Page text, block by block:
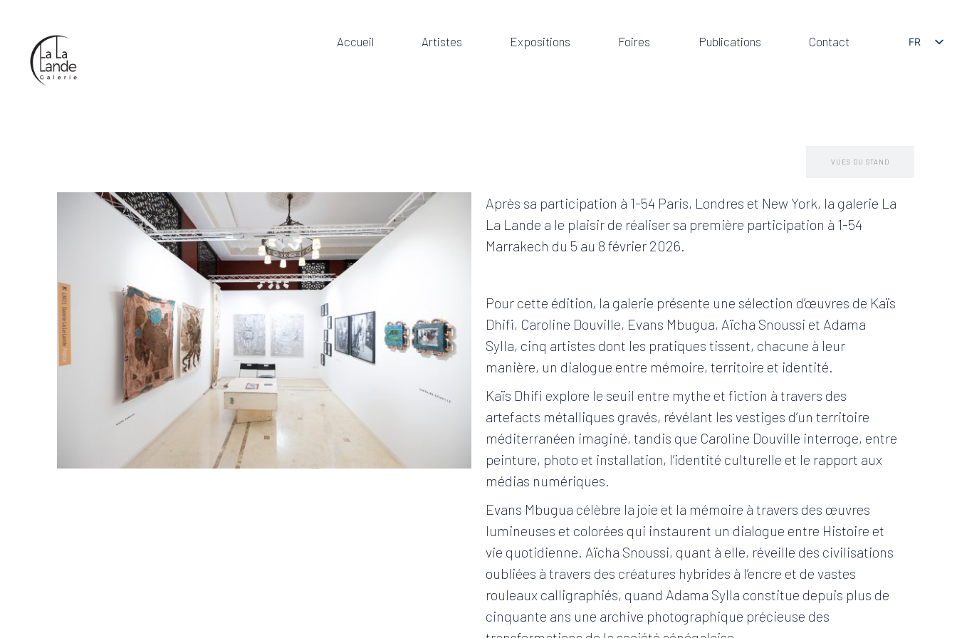
Accueil Artistes Expositions Foires Publications Contact
FR
VUES DU STAND
Après sa participation à 1-54 Paris, Londres et New York, la galerie La
La Lande a le plaisir de réaliser sa première participation à 1-54
Marrakech du 5 au 8 février 2026.
Pour cette édition, la galerie présente une sélection d’œuvres de Kaïs
Dhifi, Caroline Douville, Evans Mbugua, Aïcha Snoussi et Adama
Sylla, cinq artistes dont les pratiques tissent, chacune à leur
manière, un dialogue entre mémoire, territoire et identité.
Kaïs Dhifi explore le seuil entre mythe et fiction à travers des
artefacts métalliques gravés, révélant les vestiges d’un territoire
méditerranéen imaginé, tandis que Caroline Douville interroge, entre
peinture, photo et installation, l’identité culturelle et le rapport aux
médias numériques.
Evans Mbugua célèbre la joie et la mémoire à travers des œuvres
lumineuses et colorées qui instaurent un dialogue entre Histoire et
vie quotidienne. Aïcha Snoussi, quant à elle, réveille des civilisations
oubliées à travers des créatures hybrides à l’encre et de vastes
rouleaux calligraphiés, quand Adama Sylla constitue depuis plus de
cinquante ans une archive photographique précieuse des